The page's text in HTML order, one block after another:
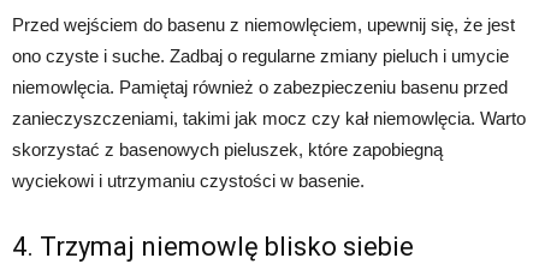
Przed wejściem do basenu z niemowlęciem, upewnij się, że jest
ono czyste i suche. Zadbaj o regularne zmiany pieluch i umycie
niemowlęcia. Pamiętaj również o zabezpieczeniu basenu przed
zanieczyszczeniami, takimi jak mocz czy kał niemowlęcia. Warto
skorzystać z basenowych pieluszek, które zapobiegną
wyciekowi i utrzymaniu czystości w basenie.
4. Trzymaj niemowlę blisko siebie